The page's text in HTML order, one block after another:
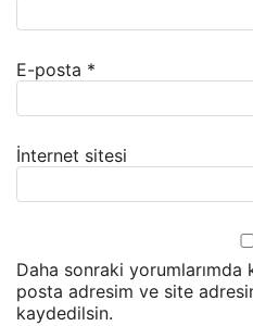
E-posta *
İnternet sitesi
Daha sonraki yorumlarımda
posta adresim ve site
kaydedilsin.